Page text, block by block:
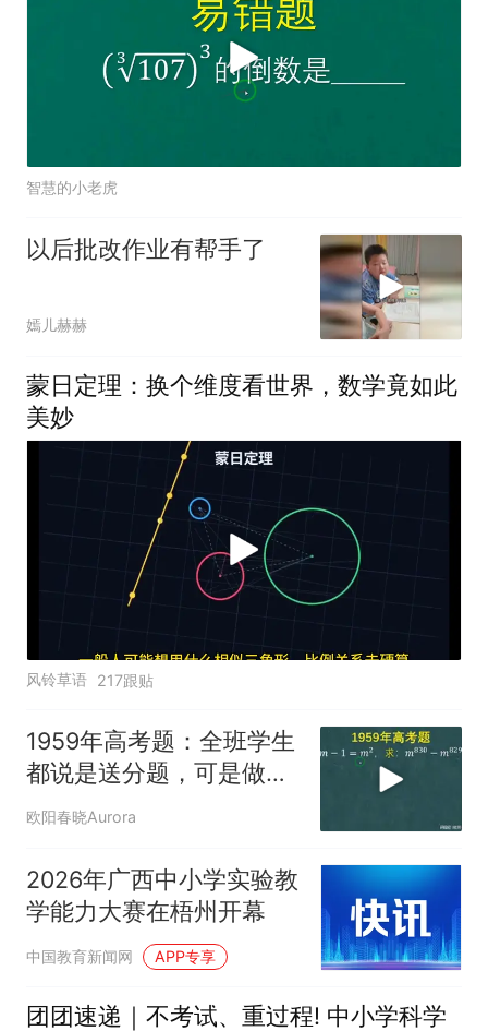
智慧的小老虎
以后批改作业有帮手了
嫣儿赫赫
蒙日定理：换个维度看世界，数学竟如此
美妙
风铃草语 217跟贴
1959年高考题：全班学生
都说是送分题，可是做对
的不多
欧阳春晓Aurora
2026年广西中小学实验教
学能力大赛在梧州开幕
中国教育新闻网 APP专享
团团速递｜不考试、重过程! 中小学科学